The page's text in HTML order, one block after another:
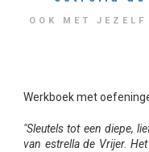
OOK MET JEZELF
Werkboek met
"Sleutels tot een diepe,
van estrella de Vrijer.